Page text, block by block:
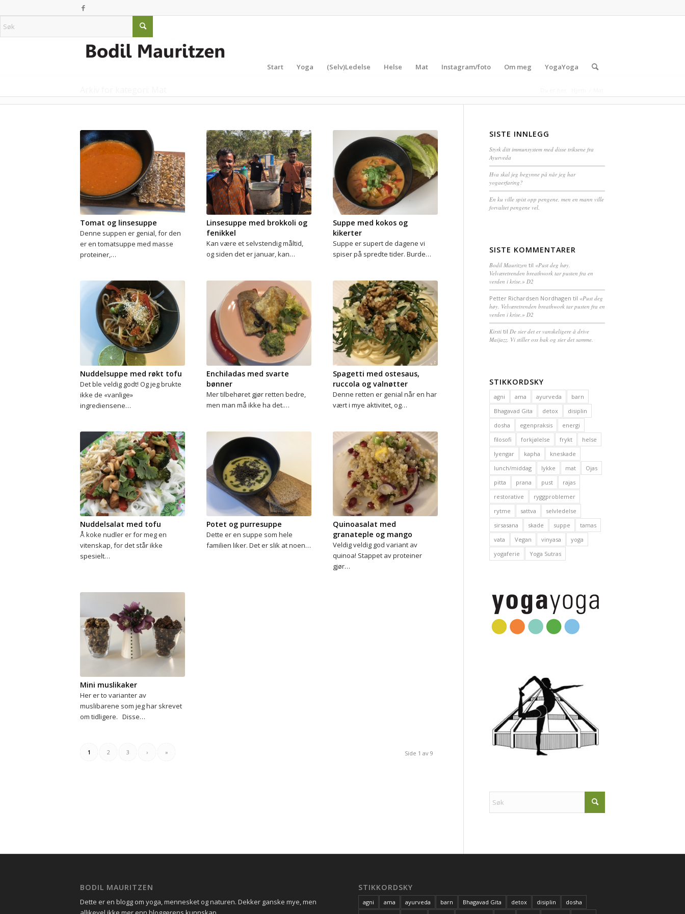
Start Yoga (Selv)Ledelse Helse Mat Instagram/foto Om meg YogaYoga
Tomat og linsesuppe
Denne suppen er genial, for den
er en tomatsuppe med masse
proteiner,…
Linsesuppe med brokkoli og
fenikkel
Kan være et selvstendig måltid,
og siden det er januar, kan…
Suppe med kokos og
kikerter
Suppe er supert de dagene vi
spiser på spredte tider. Burde…
Nuddelsuppe med røkt tofu
Det ble veldig godt! Og jeg brukte
ikke de «vanlige»
ingrediensene…
Enchiladas med svarte
bønner
Mer tilbehøret gjør retten bedre,
men man må ikke ha det.…
Spagetti med ostesaus,
ruccola og valnøtter
Denne retten er genial når en har
vært i mye aktivitet, og…
Nuddelsalat med tofu
Å koke nudler er for meg en
vitenskap, for det står ikke
spesielt…
Potet og purresuppe
Dette er en suppe som hele
familien liker. Det er slik at noen…
Quinoasalat med
granateple og mango
Veldig veldig god variant av
quinoa! Stappet av proteiner
gjør…
Mini muslikaker
Her er to varianter av
muslibarene som jeg har skrevet
om tidligere. Disse…
Side 1 av 9
1 2 3 › »
SISTE INNLEGG
Styrk ditt immunsystem med disse triksene fra
Ayurveda
Hva skal jeg begynne på når jeg har
yogaerfaring?
En ku ville spist opp pengene, men en mann ville
forvaltet pengene vel.
SISTE KOMMENTARER
Bodil Mauritzen til «Pust deg høy.
Velværetrenden breathwork tar pusten fra en
verden i krise.» D2
Petter Richardsen Nordhagen til «Pust deg
høy. Velværetrenden breathwork tar pusten fra en
verden i krise.» D2
Kirstitil De sier det er vanskeligere å drive
Maijazz. Vi stiller oss bak og sier det samme.
STIKKORDSKY
agni ama ayurveda
barn
Bhagavad Gita
detox
disiplin
dosha
egenpraksis
energi
filosofi
forkjølelse frykt
helse
Iyengar
kapha
kneskade
lunch/middag
lykke mat
Ojas
pitta
prana pust
rajas
restorative
ryggproblemer
rytme
sattva
selvledelse
sirsasana
skade suppe
tamas
vata
Vegan vinyasa
yoga
yogaferie
Yoga Sutras
BODIL MAURITZEN
Dette er en blogg om yoga, mennesket og naturen. Dekker ganske mye, men
STIKKORDSKY
agni ama ayurveda barn Bhagavad Gita detox disiplin
dosha